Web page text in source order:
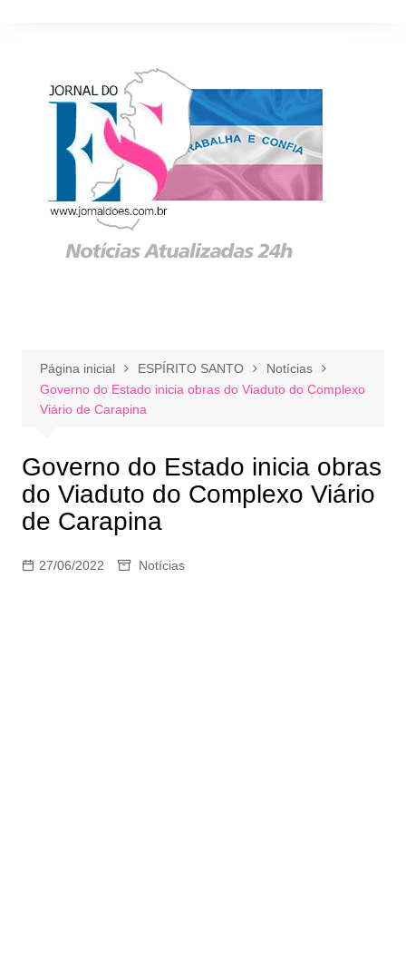
Página inicial ESPÍRITO SANTO
Notícias
Governo do Estado inicia obras do Viaduto do Complexo
Viário de Carapina
Governo do Estado inicia obras
do Viaduto do Complexo Viário
de Carapina
27/06/2022 Notícias